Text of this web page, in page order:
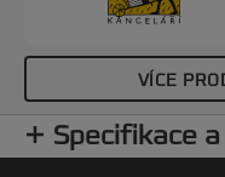
VÍCE
Specifikace